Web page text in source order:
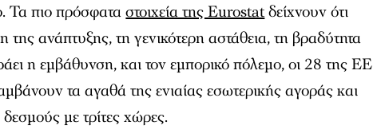
Τα πιο πρόσφαταστοιχεία της Eurostatδείχνουν ότι
ανάπτυξης, τη γενικότερη αστάθεια, τη βραδύτητα
η εμβάθυνση, και τον εμπορικό πόλεμο, οι 28 της ΕΕ
τα αγαθά της ενιαίας εσωτερικής αγοράς και
με τρίτες χώρες.